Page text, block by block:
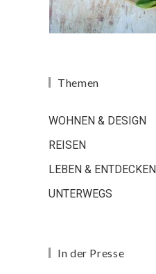
Themen
WOHNEN & DESIGN
REISEN
LEBEN & ENTDECKEN
UNTERWEGS
In der Presse